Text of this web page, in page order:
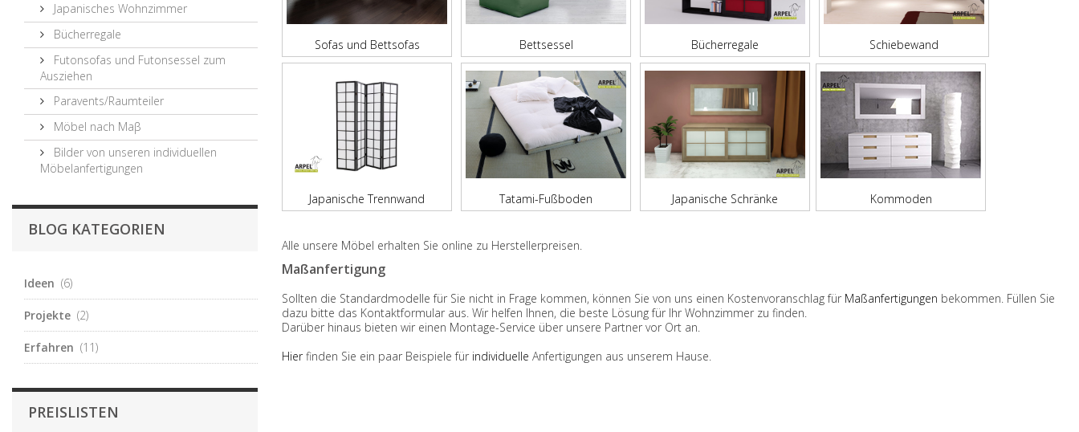
Japanisches Wohnzimmer
Bücherregale
Futonsofas und Futonsessel zum
Ausziehen
Paravents/Raumteiler
Möbel nach Maβ
Bilder von unseren individuellen
Möbelanfertigungen
BLOG KATEGORIEN
Ideen (6)
Projekte (2)
Erfahren (11)
PREISLISTEN
Sofas und Bettsofas Bettsessel Bücherregale Schiebewand
Japanische Trennwand Tatami-Fußboden Japanische Schränke Kommoden
Alle unsere Möbel erhalten Sie online zu Herstellerpreisen.
Maßanfertigung
Sollten die Standardmodelle für Sie nicht in Frage kommen, können Sie von uns einen Kostenvoranschlag für Maßanfertigungen bekommen. Füllen Sie
dazu bitte das Kontaktformular aus. Wir helfen Ihnen, die beste Lösung für Ihr Wohnzimmer zu finden.
Darüber hinaus bieten wir einen Montage-Service über unsere Partner vor Ort an.
Hierfinden Sie ein paar Beispiele für individuelle Anfertigungen aus unserem Hause.